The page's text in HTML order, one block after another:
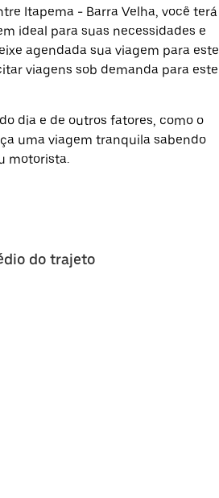
Itapema - Barra Velha, você terá
ideal para suas necessidades e
agendada sua viagem para este
viagens sob demanda para este
dia e de outros fatores, como o
uma viagem tranquila sabendo
motorista.
do trajeto